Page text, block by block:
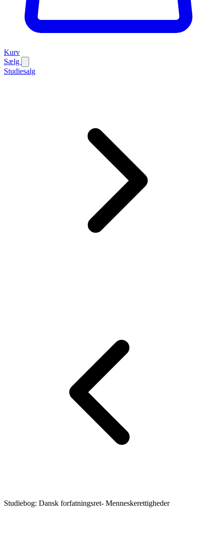
Kurv
Sælg
Studiesalg
Studiebog: Dansk forfatningsret- Menneskerettigheder